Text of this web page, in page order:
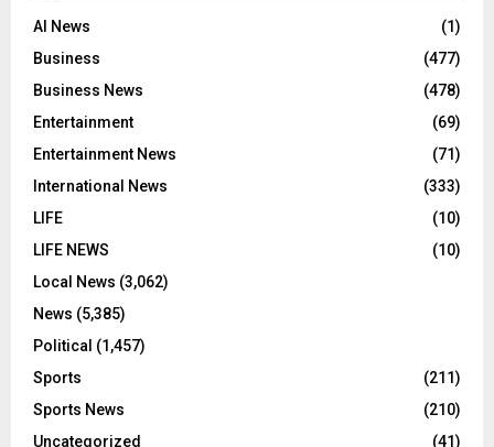
AI News
(1)
Business
(477)
Business News
(478)
Entertainment
(69)
Entertainment News
(71)
International News
(333)
LIFE
(10)
LIFE NEWS
(10)
Local News (3,062)
News (5,385)
Political (1,457)
Sports
(211)
Sports News
(210)
Uncategorized
(41)